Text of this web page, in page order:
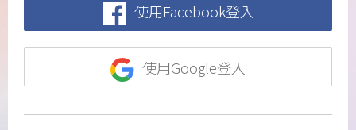
使用Facebook登入
使用Google登入